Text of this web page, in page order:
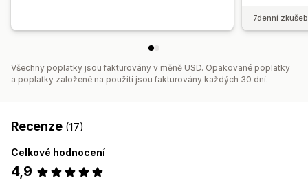
7denní
Všechny poplatky jsou fakturovány v měně USD. Opakované poplatky
a poplatky založené na použití jsou fakturovány každých 30 dní.
Recenze (17)
Celkové hodnocení
4,9